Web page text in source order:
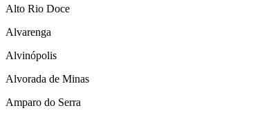
Alto Rio Doce
Alvarenga
Alvinópolis
Alvorada de Minas
Amparo do Serra